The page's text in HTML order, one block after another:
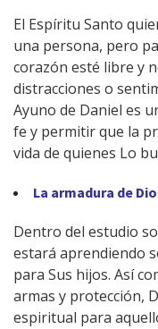
El Espíritu Santo
una persona, pero
corazón esté libre y
distracciones o
Ayuno de Daniel es
fe y permitir que la
vida de quienes Lo
La armadura de
Dentro del estudio
estará aprendiendo
para Sus hijos. Así
armas y protección,
espiritual para